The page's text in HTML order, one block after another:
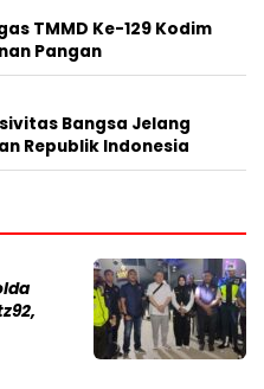
TMMD Ke-129 Kodim
Pangan
Bangsa Jelang
Republik Indonesia